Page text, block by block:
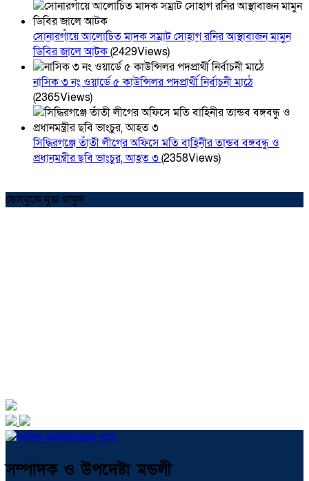
সোনারগাঁয়ে আলোচিত মাদক সম্রাট সোহাগ রনির আস্থাবাজন মামুন
ডিবির জালে আটক(2429Views)
নাসিক ৩ নং ওয়ার্ডে ৫ কাউন্সিলর পদপ্রার্থী নির্বাচনী মাঠে
(2365Views)
সিদ্ধিরগঞ্জে তাঁতী লীগের অফিসে মতি বাহিনীর তান্ডব বঙ্গবন্ধু ও
প্রধানমন্ত্রীর ছবি ভাংচুর, আহত ৩(2358Views)
ফেসবুকে যুক্ত থাকুন
সম্পাদক ও উপদেষ্টা মন্ডলী